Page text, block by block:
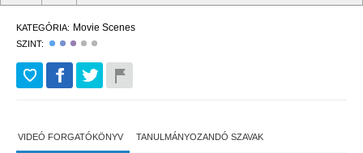
KATEGÓRIA: Movie Scenes
SZINT:
VIDEÓ FORGATÓKÖNYV TANULMÁNYOZANDÓ SZAVAK